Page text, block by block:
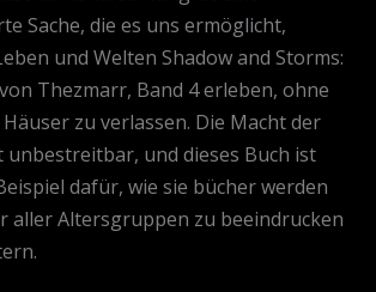
Sache, die es uns ermöglicht,
und Welten Shadow and Storms:
Thezmarr, Band 4 erleben, ohne
zu verlassen. Die Macht der
unbestreitbar, und dieses Buch ist
dafür, wie sie bücher werden
aller Altersgruppen zu beeindrucken